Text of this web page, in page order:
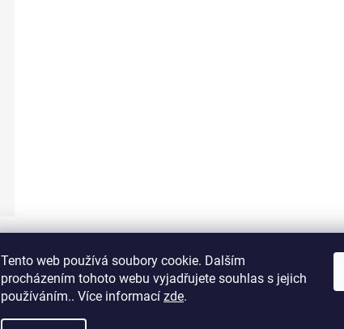
Tento web používá soubory cookie. Dalším
procházením tohoto webu vyjadřujete souhlas s jejich
používáním.. Více informací zde.